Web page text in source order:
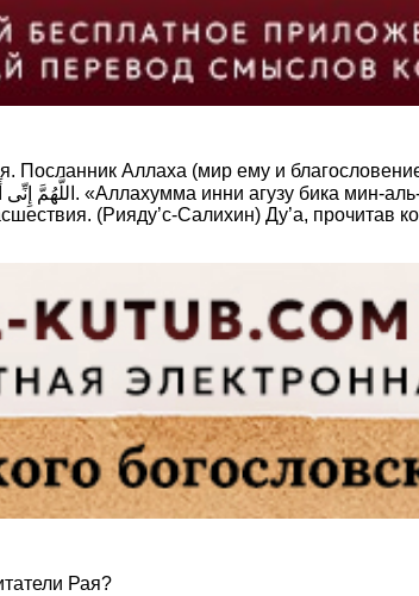
Посланник Аллаха (мир ему и
(Рияду’c-Салихин) Ду’а, прочитав
Рая?